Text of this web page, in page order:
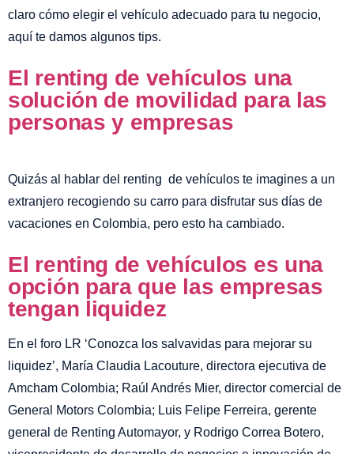
claro cómo elegir el vehículo adecuado para tu negocio,
aquí te damos algunos tips.
El renting de vehículos una
solución de movilidad para las
personas y empresas
Quizás al hablar del renting de vehículos te imagines a un
extranjero recogiendo su carro para disfrutar sus días de
vacaciones en Colombia, pero esto ha cambiado.
El renting de vehículos es una
opción para que las empresas
tengan liquidez
En el foro LR ‘Conozca los salvavidas para mejorar su
liquidez’, María Claudia Lacouture, directora ejecutiva de
Amcham Colombia; Raúl Andrés Mier, director comercial de
General Motors Colombia; Luis Felipe Ferreira, gerente
general de Renting Automayor, y Rodrigo Correa Botero,